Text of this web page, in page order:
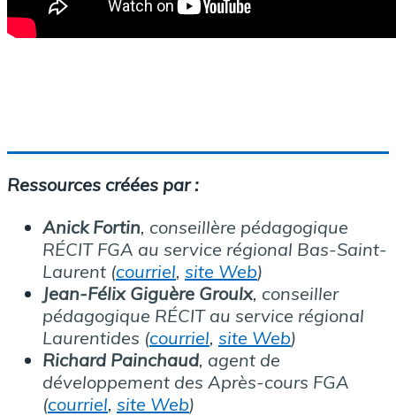
Ressources créées par :
Anick Fortin, conseillère pédagogique
RÉCIT FGA au service régional Bas-Saint-
Laurent (courriel, site Web)
Jean-Félix Giguère Groulx, conseiller
pédagogique RÉCIT au service régional
Laurentides (courriel, site Web)
Richard Painchaud, agent de
développement des Après-cours FGA
(courriel, site Web)